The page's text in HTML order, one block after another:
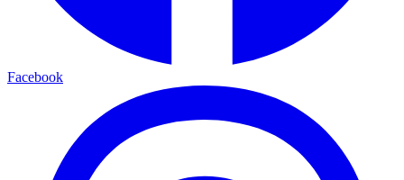
Facebook